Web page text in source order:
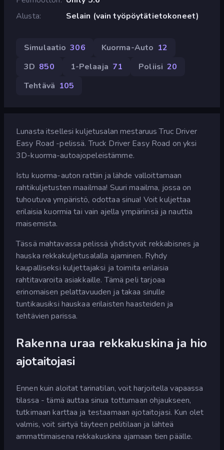
Alusta
Selain (vain työpöytätietokoneet)
Simulaatio 306 Kuorma-Auto 12
3D 850 1-Pelaaja 71 Poliisi 20
Tehtävä 105
Lunasta itsellesi kuljetusalan mestaruus Truc Driver
Easy Road -pelissä. Truck Driver Easy Road on yksi
3D-kuorma-autoajopeleistämme.
Istu kuorma-auton rattiin ja lähde valloittamaan
rahtikuljetusten maailmaa! Suuri maailma, jossa on
tuhoutuva ympäristö, odottaa sinua! Voit kuljettaa
erilaisia kuormia tai vain ajella ympäriinsä ja nauttia
maisemista.
Tässä mahtavassa pelissä yhdistyvät rekkabisnes ja
hauska rekkakuljetusalalla ajaminen. Ryhdy
kaupalliseksi kuljettajaksi ja toimita erilaisia
rahtitavaroita asiakkaille. Tämä peli tarjoaa
erinomaisen pelattavuuden ja takaa sinulle
tuntikausiksi hauskaa erilaisten haasteiden ja
tehtävien parissa.
Rakenna uraa rekkakuskina ja hio
ajotaitojasi
Ennen kuin aloitat tarinatilan, voit harjoitella vapaassa
tilassa - tämä auttaa sinua tottumaan ohjaukseen,
tutkimaan karttaa ja testaamaan ajotaitojasi. Kun olet
valmis, voit siirtyä täyteen pelitilaan ja lähteä
ammattimaisena rekkakuskina ajamaan tien päälle.